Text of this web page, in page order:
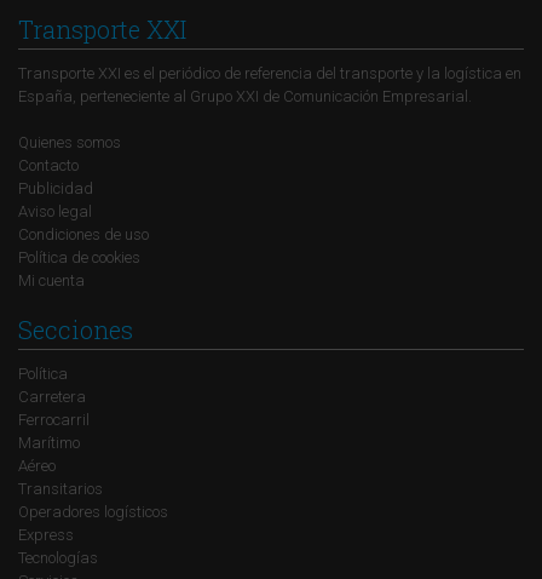
Transporte XXI
Transporte XXI es el periódico de referencia del transporte y la logística en
España, perteneciente al Grupo XXI de Comunicación Empresarial.
Quienes somos
Contacto
Publicidad
Aviso legal
Condiciones de uso
Política de cookies
Mi cuenta
Secciones
Política
Carretera
Ferrocarril
Marítimo
Aéreo
Transitarios
Operadores logísticos
Express
Tecnologías